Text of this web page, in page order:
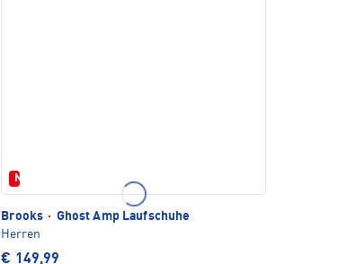
Neu
Brooks · Ghost Amp Laufschuhe
Herren
€ 149,99